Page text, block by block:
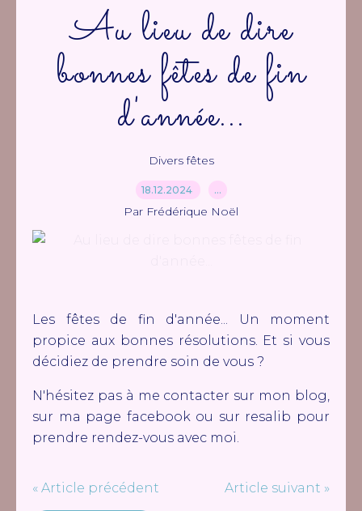
Au lieu de dire
bonnes fêtes de fin
d'année...
Divers fêtes
18.12.2024 …
Par Frédérique Noël
Les fêtes de fin d'année... Un moment
propice aux bonnes résolutions. Et si vous
décidiez de prendre soin de vous ?
N'hésitez pas à me contacter sur mon blog,
sur ma page facebook ou sur resalib pour
prendre rendez-vous avec moi.
« Article précédent Article suivant »